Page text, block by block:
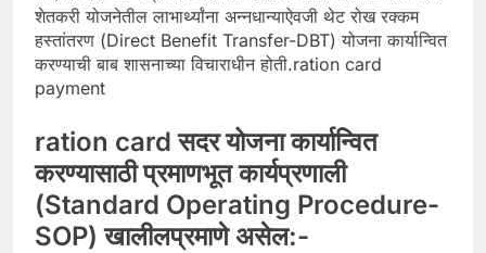
शेतकरी योजनेतील लाभार्थ्यांना अन्नधान्याऐवजी थेट रोख रक्कम
हस्तांतरण (Direct Benefit Transfer-DBT) योजना कार्यान्वित
करण्याची बाब शासनाच्या विचाराधीन होती.ration card
payment
ration card सदर योजना कार्यान्वित
करण्यासाठी प्रमाणभूत कार्यप्रणाली
(Standard Operating Procedure-
SOP) खालीलप्रमाणे असेल:-